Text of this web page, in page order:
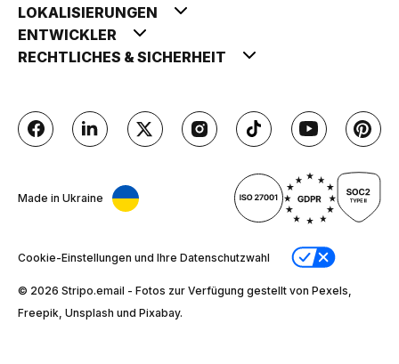
LOKALISIERUNGEN
ENTWICKLER
RECHTLICHES & SICHERHEIT
Made in Ukraine
Cookie-Einstellungen und Ihre Datenschutzwahl
© 2026 Stripо.email - Fotos zur Verfügung gestellt von Pexels,
Freepik, Unsplash und Pixabay.